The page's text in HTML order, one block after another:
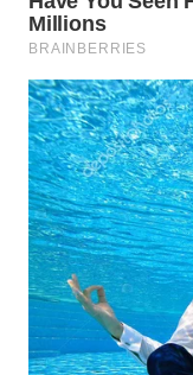
TENGAH
WN DELI
SERDANG
WN
TEBING
TINGGI
WN
PAKPAK
WN